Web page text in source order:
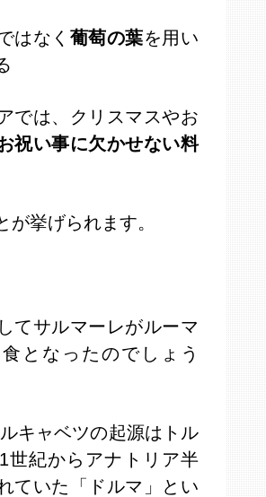
はなく 葡萄の葉を用い
では、クリスマスやお
祝い事に欠かせない料
が挙げられます。
てサルマーレがルーマ
となったのでしょう
キャベツの起源はトル
世紀からアナトリア半
ていた「ドルマ」とい